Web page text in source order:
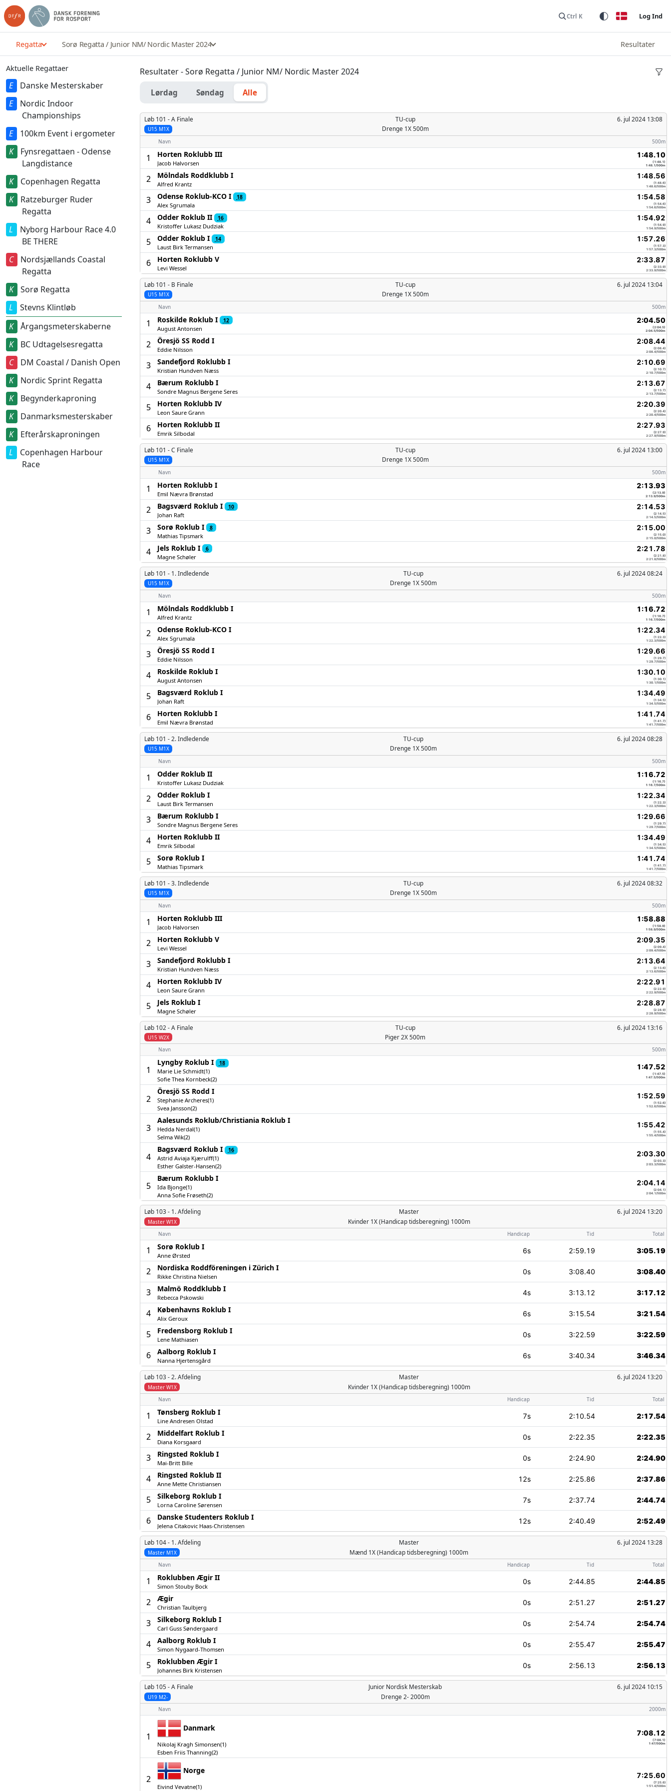
Ctrl K Log Ind
Regatta Sorø Regatta / Junior NM/ Nordic Master 2024 Resultater
Aktuelle Regattaer
Danske Mesterskaber
Nordic Indoor
Championships
100km Event i ergometer
Fynsregattaen - Odense
Langdistance
Copenhagen Regatta
Ratzeburger Ruder
Regatta
Nyborg Harbour Race 4.0
BE THERE
Nordsjællands Coastal
Regatta
Sorø Regatta
Stevns Klintløb
Årgangsmeterskaberne
BC Udtagelsesregatta
DM Coastal / Danish Open
Nordic Sprint Regatta
Begynderkaproning
Danmarksmesterskaber
Efterårskaproningen
Copenhagen Harbour
Race
Resultater - Sorø Regatta / Junior NM/ Nordic Master 2024
Lørdag Søndag Alle
Løb 101 -A Finale TU-cup 6. jul 2024 13:08
U15 M1X Drenge 1X 500m
Navn 500m
1 Horten Roklubb III
Jacob Halvorsen
1:48.10
(1:48.1)
1:48.1/500m
2 Mölndals Roddklubb I
Alfred Krantz
1:48.56
(1:48.6)
1:48.6/500m
3 Odense Roklub-KCO I 18
Alex Sgrumala
1:54.58
(1:54.6)
1:54.6/500m
4 Odder Roklub II 16
Kristoffer Lukasz Dudziak
1:54.92
(1:54.9)
1:54.9/500m
5 Odder Roklub I 14
Laust Birk Termansen
1:57.26
(1:57.3)
1:57.3/500m
6 Horten Roklubb V
Levi Wessel
2:33.87
(2:33.9)
2:33.9/500m
Løb 101 - B Finale TU-cup 6. jul 2024 13:04
U15 M1X Drenge 1X 500m
Navn 500m
1 Roskilde Roklub I 12
August Antonsen
2:04.50
(2:04.5)
2:04.5/500m
2 Öresjö SS Rodd I
Eddie Nilsson
2:08.44
(2:08.4)
2:08.4/500m
3 Sandefjord Roklubb I
Kristian Hundven Næss
2:10.69
(2:10.7)
2:10.7/500m
4 Bærum Roklubb I
Sondre Magnus Bergene Seres
2:13.67
(2:13.7)
2:13.7/500m
5 Horten Roklubb IV
Leon Saure Grann
2:20.39
(2:20.4)
2:20.4/500m
6 Horten Roklubb II
Emrik Silbodal
2:27.93
(2:27.9)
2:27.9/500m
Løb 101 -C Finale TU-cup 6. jul 2024 13:00
U15 M1X Drenge 1X 500m
Navn 500m
1 Horten Roklubb I
Emil Nævra Brønstad
2:13.93
(2:13.9)
2:13.9/500m
2 Bagsværd Roklub I 10
Johan Raft
2:14.53
(2:14.5)
2:14.5/500m
3 Sorø Roklub I 8
Mathias Tipsmark
2:15.00
(2:15.0)
2:15.0/500m
4 Jels Roklub I 6
Magne Schøler
2:21.78
(2:21.8)
2:21.8/500m
Løb 101 - 1. Indledende TU-cup 6. jul 2024 08:24
U15 M1X Drenge 1X 500m
Navn 500m
1 Mölndals Roddklubb I
Alfred Krantz
1:16.72
(1:16.7)
1:16.7/500m
2 Odense Roklub-KCO I
Alex Sgrumala
1:22.34
(1:22.3)
1:22.3/500m
3 Öresjö SS Rodd I
Eddie Nilsson
1:29.66
(1:29.7)
1:29.7/500m
4 Roskilde Roklub I
August Antonsen
1:30.10
(1:30.1)
1:30.1/500m
5 Bagsværd Roklub I
Johan Raft
1:34.49
(1:34.5)
1:34.5/500m
6 Horten Roklubb I
Emil Nævra Brønstad
1:41.74
(1:41.7)
1:41.7/500m
Løb 101 - 2. Indledende TU-cup 6. jul 2024 08:28
U15 M1X Drenge 1X 500m
Navn 500m
1 Odder Roklub II
Kristoffer Lukasz Dudziak
1:16.72
(1:16.7)
1:16.7/500m
2 Odder Roklub I
Laust Birk Termansen
1:22.34
(1:22.3)
1:22.3/500m
3 Bærum Roklubb I
Sondre Magnus Bergene Seres
1:29.66
(1:29.7)
1:29.7/500m
4 Horten Roklubb II
Emrik Silbodal
1:34.49
(1:34.5)
1:34.5/500m
5 Sorø Roklub I
Mathias Tipsmark
1:41.74
(1:41.7)
1:41.7/500m
Løb 101 -3. Indledende TU-cup 6. jul 2024 08:32
U15 M1X Drenge 1X 500m
Navn 500m
1 Horten Roklubb III
Jacob Halvorsen
1:58.88
(1:58.9)
1:58.9/500m
2 Horten Roklubb V
Levi Wessel
2:09.35
(2:09.4)
2:09.4/500m
3 Sandefjord Roklubb I
Kristian Hundven Næss
2:13.64
(2:13.6)
2:13.6/500m
4 Horten Roklubb IV
Leon Saure Grann
2:22.91
(2:22.9)
2:22.9/500m
5 Jels Roklub I
Magne Schøler
2:28.87
(2:28.9)
2:28.9/500m
Løb 102 -A Finale TU-cup 6. jul 2024 13:16
U15 W2X Piger 2X 500m
Navn 500m
1
Lyngby Roklub I 18
Marie Lie Schmidt(1)
Sofie Thea Kornbeck(2)
1:47.52
(1:47.5)
1:47.5/500m
2
Öresjö SS Rodd I
Stephanie Archeres(1)
Svea Jansson(2)
1:52.59
(1:52.6)
1:52.6/500m
3
Aalesunds Roklub/­Christiania Roklub I
Hedda Nerdal(1)
Selma Wik(2)
1:55.42
(1:55.4)
1:55.4/500m
4
Bagsværd Roklub I 16
Astrid Aviaja Kjærulff(1)
Esther Galster-Hansen(2)
2:03.30
(2:03.3)
2:03.3/500m
5
Bærum Roklubb I
Ida Bjonge(1)
Anna Sofie Frøseth(2)
2:04.14
(2:04.1)
2:04.1/500m
Løb 103 - 1. Afdeling Master 6. jul 2024 13:20
Master W1X Kvinder 1X (Handicap tidsberegning) 1000m
Navn Handicap Tid Total
1 Sorø Roklub I
Anne Ørsted
6s 2:59.19 3:05.19
2 Nordiska Roddföreningen i Zürich I
Rikke Christina Nielsen
0s 3:08.40 3:08.40
3 Malmö Roddklubb I
Rebecca Pskowski
4s 3:13.12 3:17.12
4 Københavns Roklub I
Alix Geroux
6s 3:15.54 3:21.54
5 Fredensborg Roklub I
Lene Mathiasen
0s 3:22.59 3:22.59
6 Aalborg Roklub I
Nanna Hjertensgård
6s 3:40.34 3:46.34
Løb 103 -2. Afdeling Master 6. jul 2024 13:20
Master W1X Kvinder 1X (Handicap tidsberegning) 1000m
Navn Handicap Tid Total
1 Tønsberg Roklub I
Line Andresen Olstad
7s 2:10.54 2:17.54
2 Middelfart Roklub I
Diana Korsgaard
0s 2:22.35 2:22.35
3 Ringsted Roklub I
Mai-Britt Bille
0s 2:24.90 2:24.90
4 Ringsted Roklub II
Anne Mette Christiansen
12s 2:25.86 2:37.86
5 Silkeborg Roklub I
Lorna Caroline Sørensen
7s 2:37.74 2:44.74
6 Danske Studenters Roklub I
Jelena Citakovic Haas-Christensen
12s 2:40.49 2:52.49
Løb 104 - 1. Afdeling Master 6. jul 2024 13:28
Master M1X Mænd 1X (Handicap tidsberegning) 1000m
Navn Handicap Tid Total
1 Roklubben Ægir II
Simon Stouby Bock
0s 2:44.85 2:44.85
2 Ægir
Christian Taulbjerg
0s 2:51.27 2:51.27
3 Silkeborg Roklub I
Carl Guss Søndergaard
0s 2:54.74 2:54.74
4 Aalborg Roklub I
Simon Nygaard-Thomsen
0s 2:55.47 2:55.47
5 Roklubben Ægir I
Johannes Birk Kristensen
0s 2:56.13 2:56.13
Løb 105 -A Finale Junior Nordisk Mesterskab 6. jul 2024 10:15
U19 M2- Drenge 2- 2000m
Navn 2000m
1
Danmark
Nikolaj Kragh Simonsen(1)
Esben Friis Thanning(2)
7:08.12
(7:08.1)
1:47/500m
2
Norge
Eivind Vevatne(1)
7:25.60
(7:25.6)
1:51.4/500m